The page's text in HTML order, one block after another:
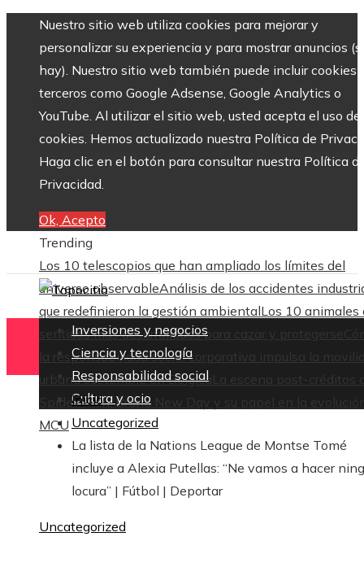
Nuestro sitio web utiliza cookies para mejorar y
personalizar su experiencia y para mostrar anuncios
hay). Nuestro sitio web también puede incluir cookies
terceros como Google Adsense, Google Analytics o
YouTube. Al utilizar el sitio web, usted acepta el uso de
cookies. Hemos actualizado nuestra Política de
Haga clic en el botón para consultar nuestra Política
Privacidad.
Ok, Acepto
Trending
Los 10 telescopios que han ampliado los límites del
universo observableAnálisis de los accidentes
que redefinieron la gestión ambientalLos 10 animales
sentidos más desarrollados para cazar y protegerse
la responsabilidad social corporativa impulsa la
urbana sostenible en Bélgica La escena post-créditos
Spider-Man: Brand New Day y su papel en la
MCU
Inversiones y negocios
Ciencia y tecnología
Responsabilidad social
Cultura y ocio
Inicio
Uncategorized
La lista de la Nations League de Montse Tomé
incluye a Alexia Putellas: “Ne vamos a hacer
locura” | Fútbol | Deportar
Uncategorized